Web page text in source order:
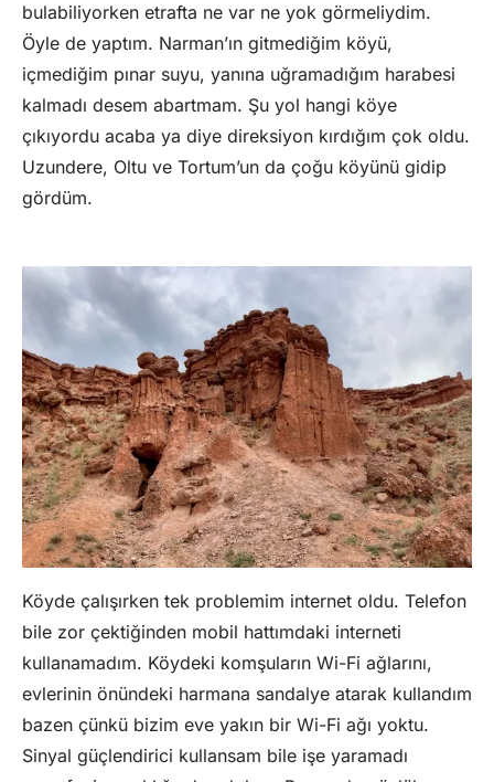
bulabiliyorken etrafta ne var ne yok görmeliydim.
Öyle de yaptım. Narman’ın gitmediğim köyü,
içmediğim pınar suyu, yanına uğramadığım harabesi
kalmadı desem abartmam. Şu yol hangi köye
çıkıyordu acaba ya diye direksiyon kırdığım çok oldu.
Uzundere, Oltu ve Tortum’un da çoğu köyünü gidip
gördüm.
Köyde çalışırken tek problemim internet oldu. Telefon
bile zor çektiğinden mobil hattımdaki interneti
kullanamadım. Köydeki komşuların Wi-Fi ağlarını,
evlerinin önündeki harmana sandalye atarak kullandım
bazen çünkü bizim eve yakın bir Wi-Fi ağı yoktu.
Sinyal güçlendirici kullansam bile işe yaramadı